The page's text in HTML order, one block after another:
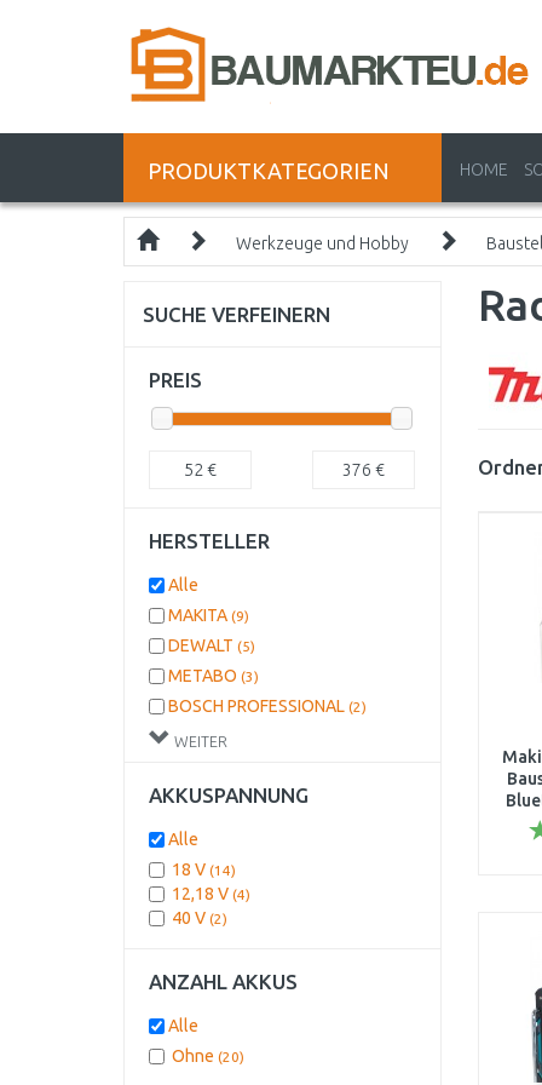
PRODUKTKATEGORIEN HOME
Werkzeuge und Hobby
SUCHE VERFEINERN
PREIS
52 € 376 €
HERSTELLER
WEITER
Alle
MAKITA (9)
DEWALT (5)
METABO (3)
BOSCH PROFESSIONAL (2)
EINHELL
AKKUSPANNUNG
Alle
18 V (14)
12,18 V (4)
40 V (2)
ANZAHL AKKUS
Alle
Ohne (20)